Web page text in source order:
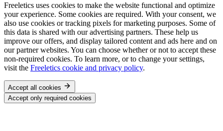
Freeletics uses cookies to make the website functional and optimize
your experience. Some cookies are required. With your consent, we
also use cookies or tracking pixels for marketing purposes. Some of
this data is shared with our advertising partners. These help us
improve our offers, and display tailored content and ads here and on
our partner websites. You can choose whether or not to accept these
non-required cookies. To learn more, or to change your settings,
visit the Freeletics cookie and privacy policy.
Accept all cookies
Accept only required cookies